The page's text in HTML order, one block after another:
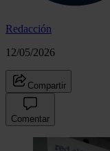
Redacción
12/05/2026
Compartir
Comentar